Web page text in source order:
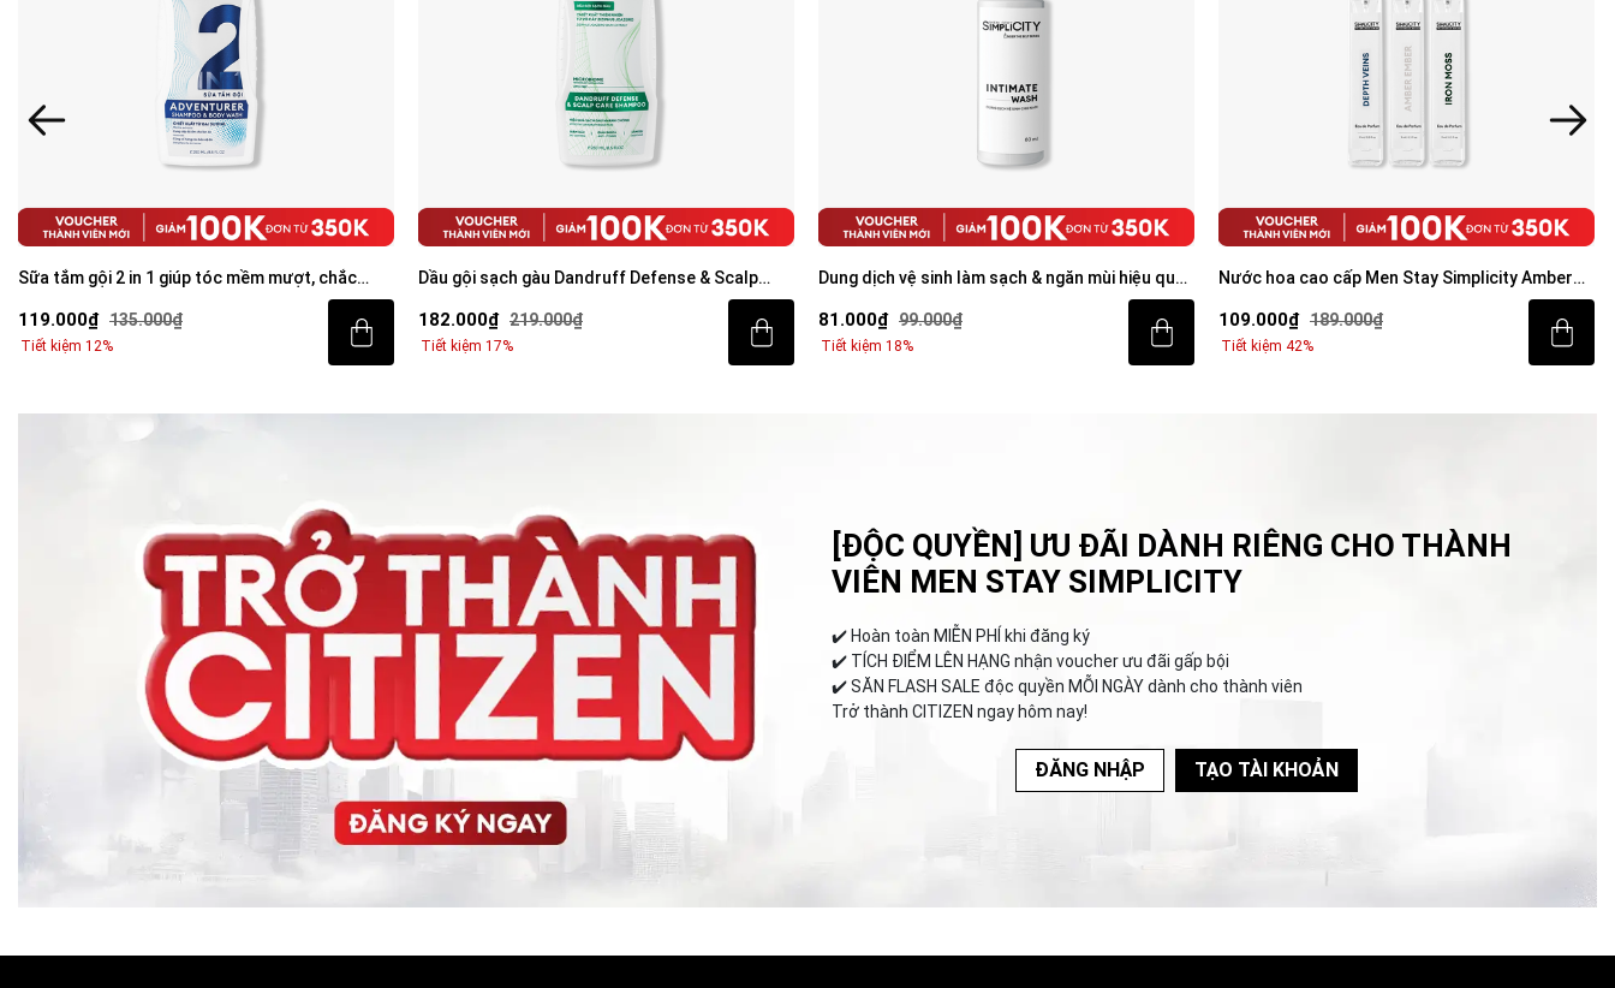
Sữa tắm gội 2 in 1 giúp tóc mềm mượt, chắc
119.000₫ 135.000₫
Tiết kiệm 12%
Dầu gội sạch gàu Dandruff Defense & Scalp
182.000₫ 219.000₫
Tiết kiệm 17%
Dung dịch vệ sinh làm sạch & ngăn mùi hiệu quả
81.000₫ 99.000₫
Tiết kiệm 18%
Nước hoa cao cấp Men Stay Simplicity Amber
Ember/Iron Moss/Depth Veins Eau De Parfum
9ml
109.000₫ 189.000₫
Tiết kiệm 42%
[ĐỘC QUYỀN] ƯU ĐÃI DÀNH RIÊNG CHO THÀNH
VIÊN MEN STAY SIMPLICITY
✔️︎ Hoàn toàn MIỄN PHÍ khi đăng ký
✔️︎ TÍCH ĐIỂM LÊN HẠNG nhận voucher ưu đãi gấp bội
✔️︎ SĂN FLASH SALE độc quyền MỖI NGÀY dành cho thành viên
Trở thành CITIZEN ngay hôm nay!
ĐĂNG NHẬP TẠO TÀI KHOẢN